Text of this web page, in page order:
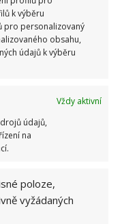
k výběru
pro personalizovaný
obsahu,
údajů k výběru
Vždy aktivní
údajů,
na
poloze,
vyžádaných
SLIMÁCI